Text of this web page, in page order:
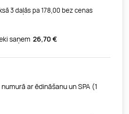
3 daļās pa 178,00 bez cenas
saņem 26,70 €
ar ēdināšanu un SPA (1